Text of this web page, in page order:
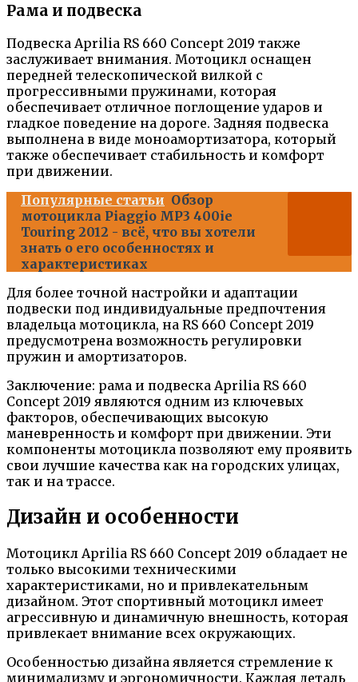
Рама и подвеска
Подвеска Aprilia RS 660 Concept 2019 также
заслуживает внимания. Мотоцикл оснащен
передней телескопической вилкой с
прогрессивными пружинами, которая
обеспечивает отличное поглощение ударов и
гладкое поведение на дороге. Задняя подвеска
выполнена в виде моноамортизатора, который
также обеспечивает стабильность и комфорт
при движении.
Популярные статьи Обзор
мотоцикла Piaggio MP3 400ie
Touring 2012 - всё, что вы хотели
знать о его особенностях и
характеристиках
Для более точной настройки и адаптации
подвески под индивидуальные предпочтения
владельца мотоцикла, на RS 660 Concept 2019
предусмотрена возможность регулировки
пружин и амортизаторов.
Заключение: рама и подвеска Aprilia RS 660
Concept 2019 являются одним из ключевых
факторов, обеспечивающих высокую
маневренность и комфорт при движении. Эти
компоненты мотоцикла позволяют ему проявить
свои лучшие качества как на городских улицах,
так и на трассе.
Дизайн и особенности
Мотоцикл Aprilia RS 660 Concept 2019 обладает не
только высокими техническими
характеристиками, но и привлекательным
дизайном. Этот спортивный мотоцикл имеет
агрессивную и динамичную внешность, которая
привлекает внимание всех окружающих.
Особенностью дизайна является стремление к
минимализму и эргономичности. Каждая деталь